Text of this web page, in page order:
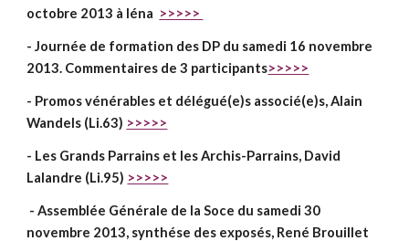
octobre 2013 à Iéna >>>>>
- Journée de formation des DP du samedi 16 novembre
2013. Commentaires de 3 participants>>>>>
- Promos vénérables et délégué(e)s associé(e)s, Alain
Wandels (Li.63) >>>>>
- Les Grands Parrains et les Archis-Parrains, David
Lalandre (Li.95) >>>>>
- Assemblée Générale de la Soce du samedi 30
novembre 2013, synthése des exposés, René Brouillet